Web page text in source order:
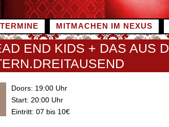
TERMINE MITMACHEN IM NEXUS
END KIDS + DAS AUS
Doors: 19:00 Uhr
Start: 20:00 Uhr
Eintritt: 07 bis 10€